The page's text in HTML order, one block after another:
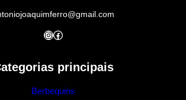
InstagramFacebook
principais
Berbequins